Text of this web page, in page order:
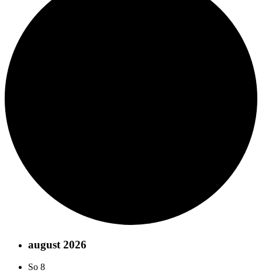
august 2026
So 8